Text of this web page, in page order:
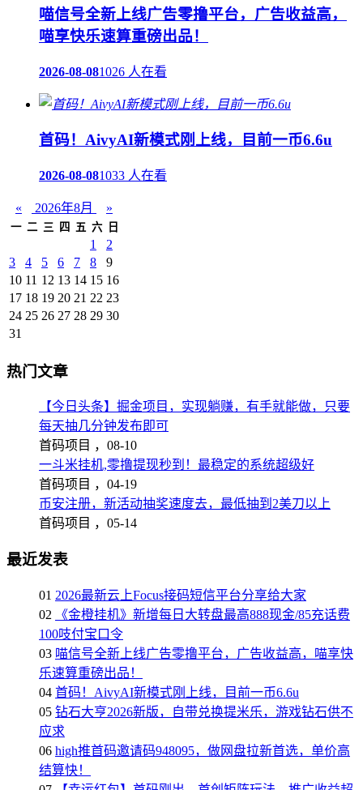
喵信号全新上线广告零撸平台，广告收益高，
喵享快乐速算重磅出品！
2026-08-081026 人在看
首码！AivyAI新模式刚上线，目前一币6.6u
2026-08-081033 人在看
« 2026年8月 »
一 二 三 四 五 六 日
1
2
3
4 5 6 7 8
9
10 11 12 13 14 15 16
17 18 19 20 21 22 23
24 25 26 27 28 29 30
31
热门文章
【今日头条】掘金项目，实现躺赚，有手就能做，只要
每天抽几分钟发布即可
首码项目 ， 08-10
一斗米挂机,零撸提现秒到！最稳定的系统超级好
首码项目 ， 04-19
币安注册，新活动抽奖速度去，最低抽到2美刀以上
首码项目 ， 05-14
最近发表
01 2026最新云上Focus接码短信平台分享给大家
02
《金橙挂机》新增每日大转盘最高888现金/85充话费
100吱付宝口令
03 喵信号全新上线广告零撸平台，广告收益高，喵享快
乐速算重磅出品！
04 首码！AivyAI新模式刚上线，目前一币6.6u
05 钻石大亨2026新版，自带兑换提米乐，游戏钻石供不
应求
06 high推首码邀请码948095，做网盘拉新首选，单价高
结算快！